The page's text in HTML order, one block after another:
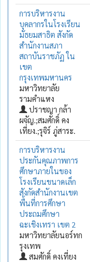
การบริหารงาน
บุคลากรในโรงเรียน
มัธยมสาธิต สังกัด
สำนักงานสภา
สถาบันราชภัฏ ใน
เขต
กรุงเทพมหานคร
มหาวิทยาลัย
รามคำแหง
ปราชญา กล้า
ผจัญ.;สมศักดิ์ คง
เที่ยง.;รุจิร์ ภู่สาระ.
การบริหารงาน
ประกันคุณภาพการ
ศึกษาภายในของ
โรงเรียนขนาดเล็ก
สังกัดสำนักงานเขต
พื้นที่การศึกษา
ประถมศึกษา
ฉะเชิงเทรา เขต 2
มหาวิทยาลัยนอร์ทก
รุงเทพ
สมศักดิ์ คงเที่ยง